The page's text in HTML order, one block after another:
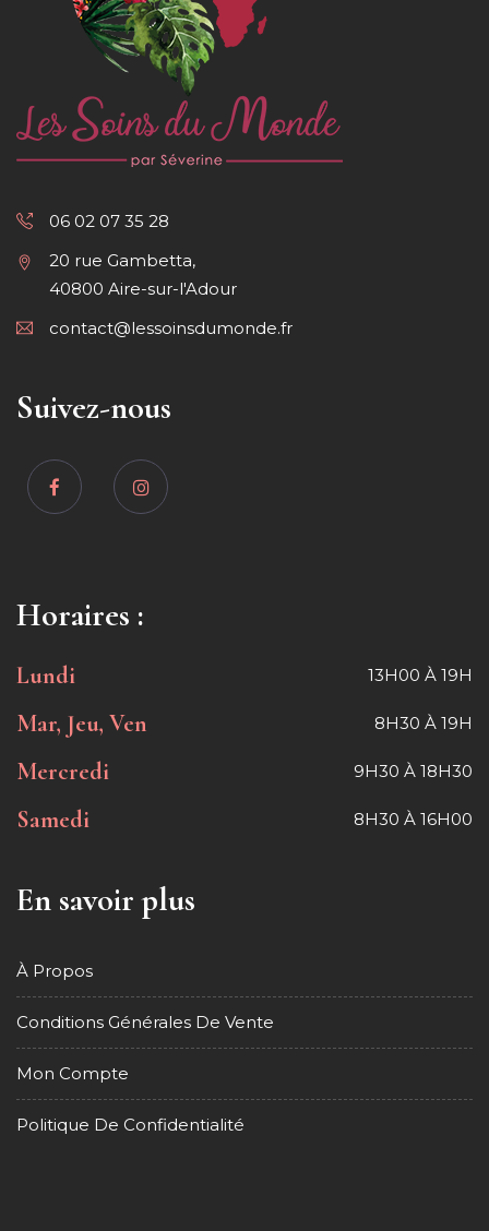
06 02 07 35 28
20 rue Gambetta,
40800 Aire-sur-l'Adour
contact@lessoinsdumonde.fr
Suivez-nous
Horaires :
Lundi 13H00 À 19H
Mar, Jeu, Ven 8H30 À 19H
Mercredi 9H30 À 18H30
Samedi 8H30 À 16H00
En savoir plus
À Propos
Conditions Générales De Vente
Mon Compte
Politique De Confidentialité